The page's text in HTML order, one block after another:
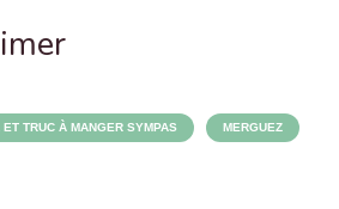
ET TRUC À MANGER SYMPAS MERGUEZ